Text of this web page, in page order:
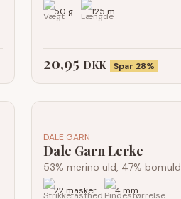
50 g 125 m
20,95 DKK Spar 28%
DALE GARN
Dale Garn Lerke
53% merino uld, 47% bomuld
22 masker 4 mm